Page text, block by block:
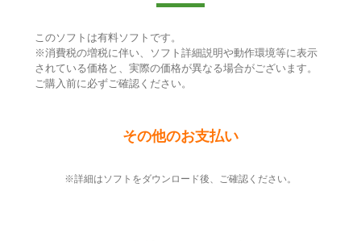
このソフトは有料ソフトです。
※消費税の増税に伴い、ソフト詳細説明や動作環境等に表示
されている価格と、実際の価格が異なる場合がございます。
ご購入前に必ずご確認ください。
その他のお支払い
※詳細はソフトをダウンロード後、ご確認ください。